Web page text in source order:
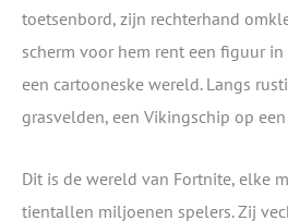
toetsenbord, zijn rechterhand
scherm voor hem rent een figuur
een cartooneske wereld. Langs
grasvelden, een Vikingschip op
Dit is de wereld van Fortnite, elke
tientallen miljoenen spelers. Zij